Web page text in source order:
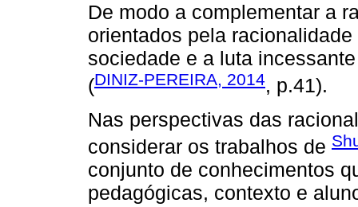
De modo a complementar a
orientados pela
sociedade e a luta
(DINIZ-PEREIRA, 2014, p.41).
Nas perspectivas das
considerar os trabalhos de
conjunto de conhecimentos
pedagógicas, contexto e